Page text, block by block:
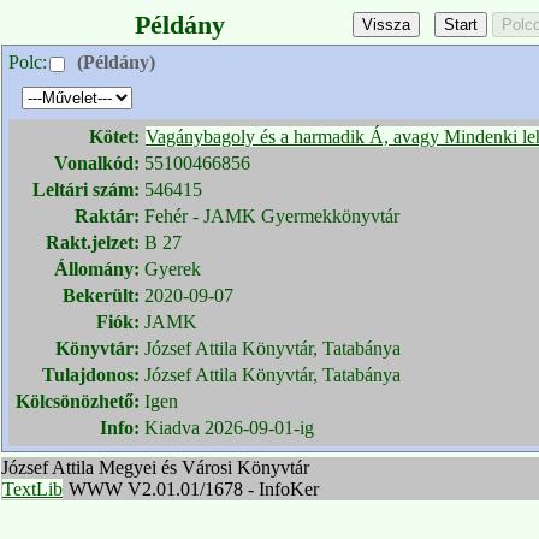
Példány
Polc: (Példány)
Kötet: Vagánybagoly és a harmadik Á, avagy Mindenki
Vonalkód: 55100466856
Leltári szám: 546415
Raktár: Fehér - JAMK Gyermekkönyvtár
Rakt.jelzet: B 27
Állomány: Gyerek
Bekerült: 2020-09-07
Fiók: JAMK
Könyvtár: József Attila Könyvtár, Tatabánya
Tulajdonos: József Attila Könyvtár, Tatabánya
Kölcsönözhető: Igen
Info: Kiadva 2026-09-01-ig
József Attila Megyei és Városi Könyvtár
TextLib WWW V2.01.01/1678 - InfoKer